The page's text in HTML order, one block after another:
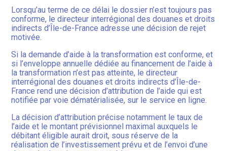
Lorsqu’au terme de ce délai le dossier n’est toujours pas
conforme, le directeur interrégional des douanes et droits
indirects d’Île-de-France adresse une décision de rejet
motivée.
Si la demande d’aide à la transformation est conforme, et
si l’enveloppe annuelle dédiée au financement de l’aide à
la transformation n’est pas atteinte, le directeur
interrégional des douanes et droits indirects d’Île-de-
France rend une décision d’attribution de l’aide qui est
notifiée par voie dématérialisée, sur le service en ligne.
La décision d’attribution précise notamment le taux de
l’aide et le montant prévisionnel maximal auxquels le
débitant éligible aurait droit, sous réserve de la
réalisation de l’investissement prévu et de l’envoi d’une